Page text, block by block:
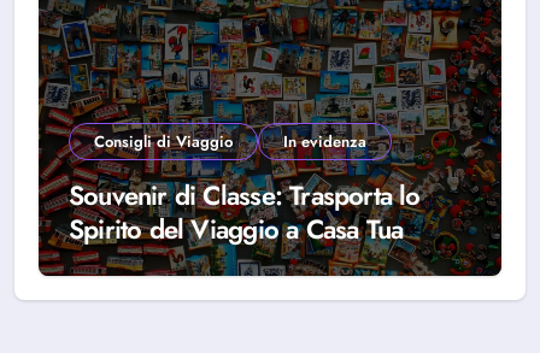
Consigli di Viaggio In evidenza
Souvenir di Classe: Trasporta lo
Spirito del Viaggio a Casa Tua